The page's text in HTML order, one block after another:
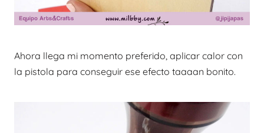
Ahora llega mi momento preferido, aplicar calor con
la pistola para conseguir ese efecto taaaan bonito.